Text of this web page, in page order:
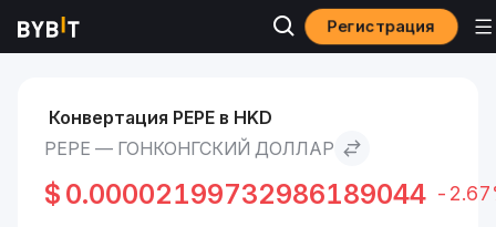
Регистрация
Рынки Pepe to Гонконгский доллар
Конвертация PEPE в HKD
PEPE — ГОНКОНГСКИЙ ДОЛЛАР
$ 0.00002199732986189044 -